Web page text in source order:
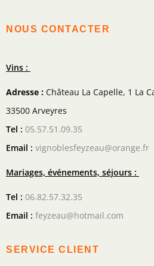
NOUS CONTACTER
Vins :
Adresse : Château La Capelle, 1 La
33500 Arveyres
Tel : 05.57.51.09.35
Email : vignoblesfeyzeau@orange.fr
Mariages, événements, séjours :
Tel : 06.82.57.32.35
Email : feyzeau@hotmail.com
SERVICE CLIENT